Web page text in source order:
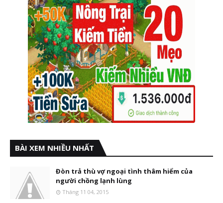
BÀI XEM NHIỀU NHẤT
Đòn trả thù vợ ngoại tình thâm hiểm của
người chồng lạnh lùng
Tháng 11 04, 2015